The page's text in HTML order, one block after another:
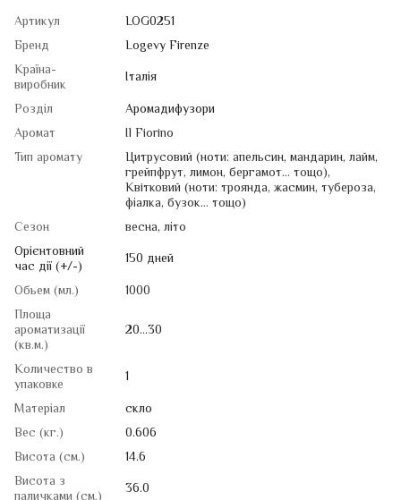
Артикул
LOG0251
Бренд
Logevy Firenze
Країна-
виробник
Італія
Розділ
Аромадифузори
Аромат
Il Fiorino
Тип аромату
Цитрусовий (ноти: апельсин, мандарин, лайм,
грейпфрут, лимон, бергамот... тощо),
Квiтковий (ноти: троянда, жасмин, тубероза,
фіалка, бузок... тощо)
Сезон
весна, літо
Орієнтовний
час дії (+/-)
150 дней
Обьем (мл.)
1000
Площа
ароматизації
(кв.м.)
20…30
Количество в
упаковке
1
Матеріал
скло
Вес (кг.)
0.606
Висота (см.)
14.6
Висота з
36.0